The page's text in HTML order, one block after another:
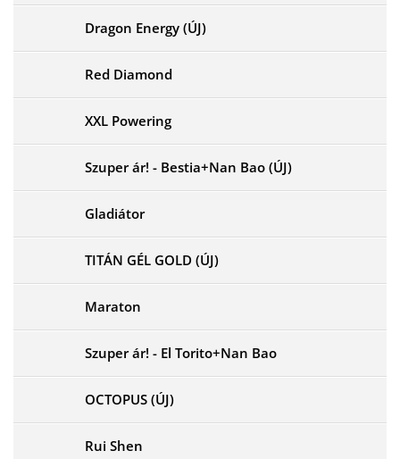
Dragon Energy (ÚJ)
Red Diamond
XXL Powering
Szuper ár! - Bestia+Nan Bao (ÚJ)
Gladiátor
TITÁN GÉL GOLD (ÚJ)
Maraton
Szuper ár! - El Torito+Nan Bao
OCTOPUS (ÚJ)
Rui Shen